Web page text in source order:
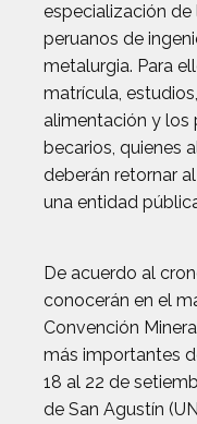
especialización
peruanos de
metalurgia. Para
matrícula,
alimentación y los
becarios, quienes
deberán retornar
una entidad
De acuerdo al
conocerán en el
Convención
más importantes
18 al 22 de
de San Agustín